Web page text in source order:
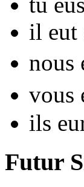
il eut
nous
vous
ils
Futur